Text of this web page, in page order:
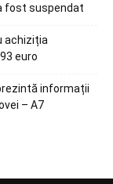
fost suspendat
achiziția
euro
informații
– A7